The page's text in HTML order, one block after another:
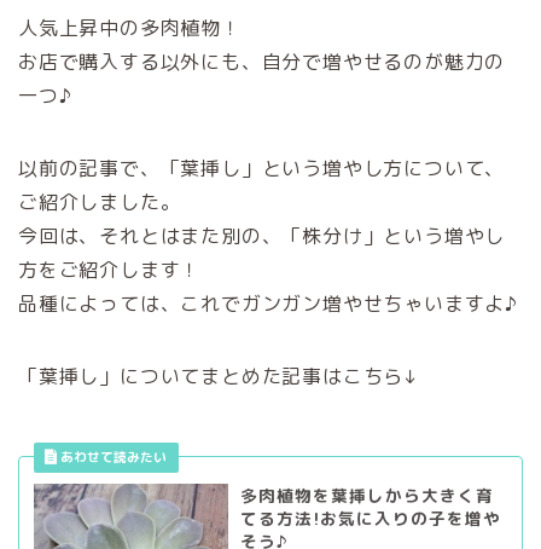
人気上昇中の多肉植物！
お店で購入する以外にも、自分で増やせるのが魅力の
一つ♪
以前の記事で、「葉挿し」という増やし方について、
ご紹介しました。
今回は、それとはまた別の、「株分け」という増やし
方をご紹介します！
品種によっては、これでガンガン増やせちゃいますよ♪
「葉挿し」についてまとめた記事はこちら↓
多肉植物を葉挿しから大きく育
てる方法!お気に入りの子を増や
そう♪